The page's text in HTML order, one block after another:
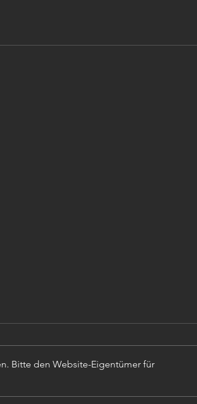
Bitte den Website-Eigentümer für